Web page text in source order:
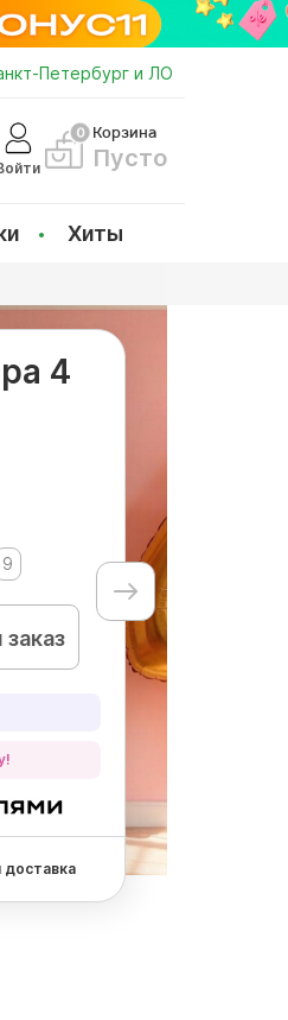
Петербург и ЛО
Корзина
Пусто
Хиты
4
9
доставка